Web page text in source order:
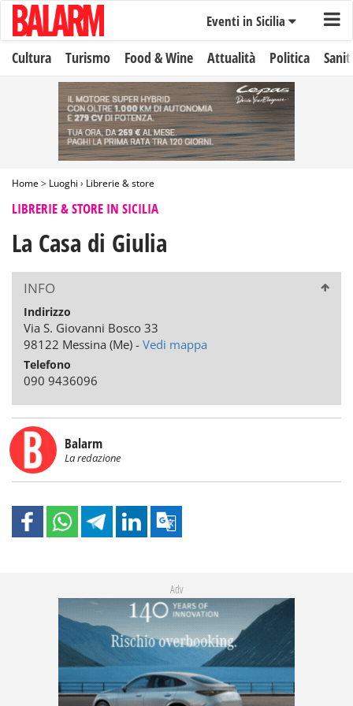
Eventi in Sicilia
Cultura Turismo Food & Wine Attualità Politica
Home> Luoghi › Librerie & store
LIBRERIE & STORE IN SICILIA
La Casa di Giulia
INFO
Indirizzo
Via S. Giovanni Bosco 33
98122 Messina (Me) - Vedi mappa
Telefono
090 9436096
Balarm
La redazione
Adv